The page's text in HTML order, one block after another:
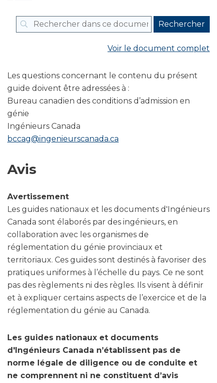
Voir le document complet
Les questions concernant le contenu du présent
guide doivent être adressées à :
Bureau canadien des conditions d’admission en
génie
Ingénieurs Canada
bccag@ingenieurscanada.ca
Avis
Avertissement
Les guides nationaux et les documents d'Ingénieurs
Canada sont élaborés par des ingénieurs, en
collaboration avec les organismes de
réglementation du génie provinciaux et
territoriaux. Ces guides sont destinés à favoriser des
pratiques uniformes à l’échelle du pays. Ce ne sont
pas des règlements ni des règles. Ils visent à définir
et à expliquer certains aspects de l’exercice et de la
réglementation du génie au Canada.
Les guides nationaux et documents
d'Ingénieurs Canada n’établissent pas de
norme légale de diligence ou de conduite et
ne comprennent ni ne constituent d’avis